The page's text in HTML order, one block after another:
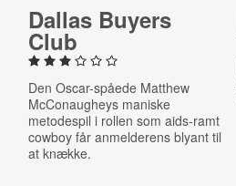
Dallas Buyers
Club
Den Oscar-spåede Matthew
McConaugheys maniske
metodespil i rollen som aids-ramt
cowboy får anmelderens blyant til
at knække.